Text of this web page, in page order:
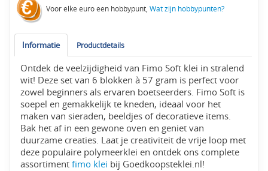
Voor elke euro een hobbypunt,Wat zijn hobbypunten?
Informatie Productdetails
Ontdek de veelzijdigheid van Fimo Soft klei in stralend
wit! Deze set van 6 blokken à 57 gram is perfect voor
zowel beginners als ervaren boetseerders. Fimo Soft is
soepel en gemakkelijk te kneden, ideaal voor het
maken van sieraden, beeldjes of decoratieve items.
Bak het af in een gewone oven en geniet van
duurzame creaties. Laat je creativiteit de vrije loop met
deze populaire polymeerklei en ontdek ons complete
assortimentfimo klei bij Goedkoopsteklei.nl!